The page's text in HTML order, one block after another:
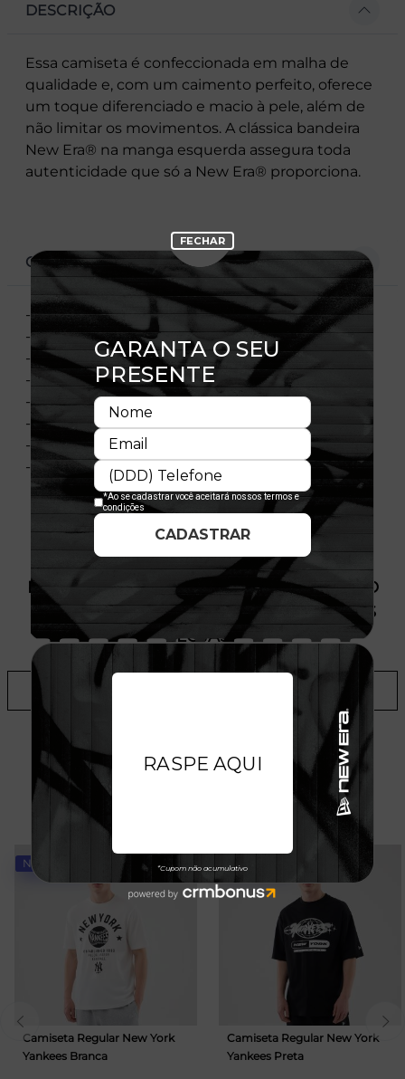
DESCRIÇÃO
Essa camiseta é confeccionada em malha de
qualidade e, com um caimento perfeito, oferece
um toque diferenciado e macio à pele, além de
não limitar os movimentos. A clássica bandeira
New Era® na manga esquerda assegura toda
autenticidade que só a New Era® proporciona.
CARACTERÍSTICAS
- Estampa frontal
- Estampa costas
- Flag New Era bordada
- Manga curta
- Gola redonda
- Material: Malha
- Composição: 100% Algodão
- Licença oficial
PRODUTO SEM ESTOQUE DÍSPONÍVEL NO
SITE, CONSULTE A DISPONIBILIDADE NAS
LOJAS
ADICIONAR A LISTA DE DESEJOS
TALVEZ VOCÊ GOSTE
NOVIDADE
Camiseta Regular New York
Yankees Branca
NOVIDADE
Camiseta Regular New York
Yankees Preta